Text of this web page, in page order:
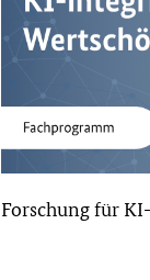
Forschung für